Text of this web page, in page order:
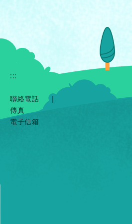
:::
聯絡電話
|
傳真
電子信箱